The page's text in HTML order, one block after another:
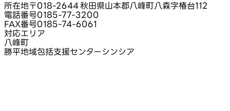
所在地〒018-2644 秋田県山本郡八峰町八森字椿台112
電話番号0185-77-3200
FAX番号0185-74-6061
対応エリア
八峰町
勝平地域包括支援センターシンシア